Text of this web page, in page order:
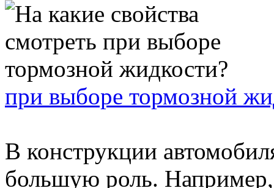
при выборе тормозной
В конструкции
большую роль.